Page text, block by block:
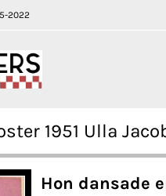
2022
1951 Ulla
Hon dansade